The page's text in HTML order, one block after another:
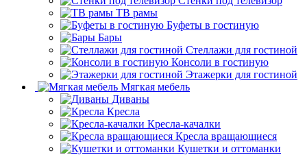
Столы кофейные
Стенки под телевизор
ТВ рамы
Буфеты в гостиную
Бары
Стеллажи для гостиной
Консоли в гостиную
Этажерки для гостиной
Мягкая мебель
Диваны
Кресла
Кресла-качалки